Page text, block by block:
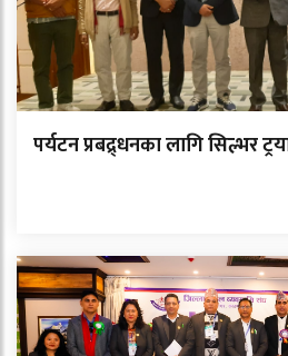
पर्यटन प्रबद्र्धनका लागि सिल्भर